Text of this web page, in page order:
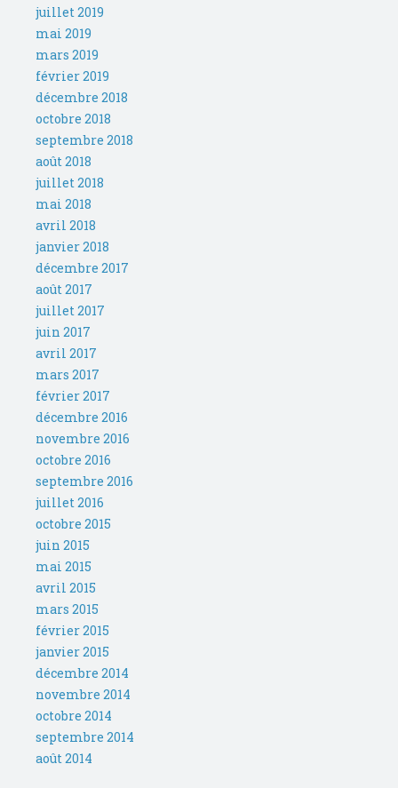
juillet 2019
mai 2019
mars 2019
février 2019
décembre 2018
octobre 2018
septembre 2018
août 2018
juillet 2018
mai 2018
avril 2018
janvier 2018
décembre 2017
août 2017
juillet 2017
juin 2017
avril 2017
mars 2017
février 2017
décembre 2016
novembre 2016
octobre 2016
septembre 2016
juillet 2016
octobre 2015
juin 2015
mai 2015
avril 2015
mars 2015
février 2015
janvier 2015
décembre 2014
novembre 2014
octobre 2014
septembre 2014
août 2014